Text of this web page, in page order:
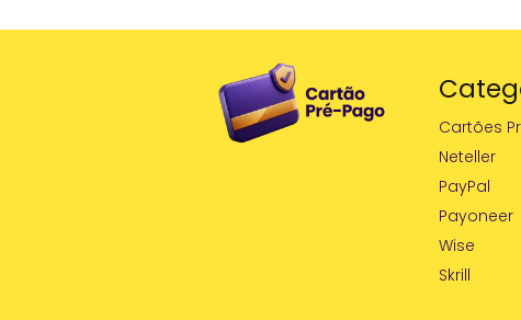
Cartões
Neteller
PayPal
Payoneer
Wise
Skrill